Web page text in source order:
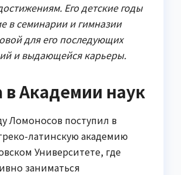
Его детские годы
в семинарии и гимназии
для его последующих
и выдающейся карьеры.
в Академии наук
Ломоносов поступил в
латинскую академию
Университете, где
заниматься